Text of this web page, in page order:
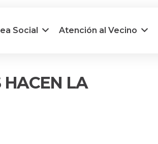
Social Atención al Vecino
HACEN LA